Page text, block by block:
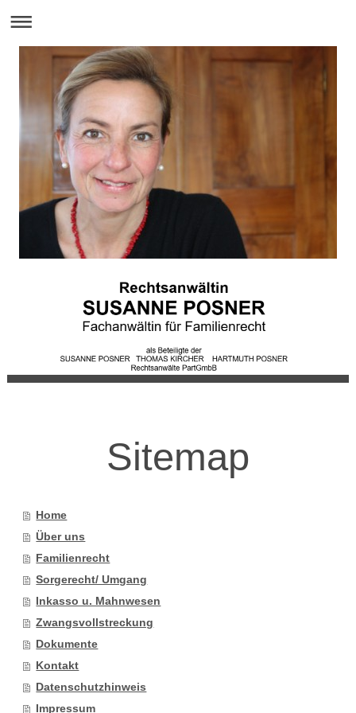
Sitemap
Home
Über uns
Familienrecht
Sorgerecht/ Umgang
Inkasso u. Mahnwesen
Zwangsvollstreckung
Dokumente
Kontakt
Datenschutzhinweis
Impressum